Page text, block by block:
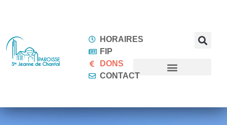
HORAIRES
FIP
DONS
CONTACT